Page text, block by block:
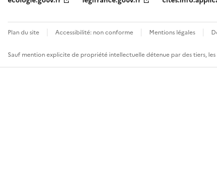
Plan du site Accessibilité: non conforme Mentions légales
Sauf mention explicite de propriété intellectuelle détenue par des tiers,